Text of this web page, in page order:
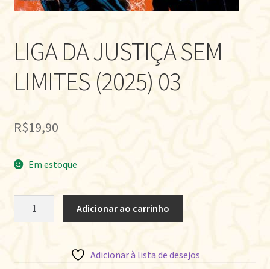
LIGA DA JUSTIÇA SEM
LIMITES (2025) 03
R$19,90
Em estoque
LIMITES
Adicionar ao carrinho
Adicionar à lista de desejos